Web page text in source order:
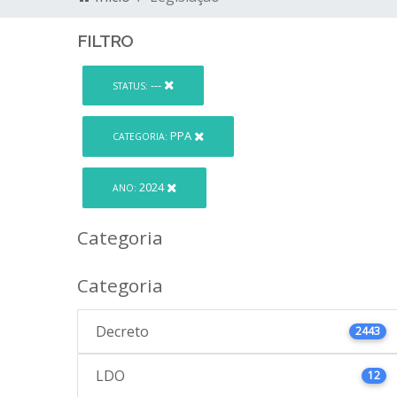
FILTRO
STATUS: ---
CATEGORIA: PPA
ANO: 2024
Categoria
Categoria
Decreto 2443
LDO 12